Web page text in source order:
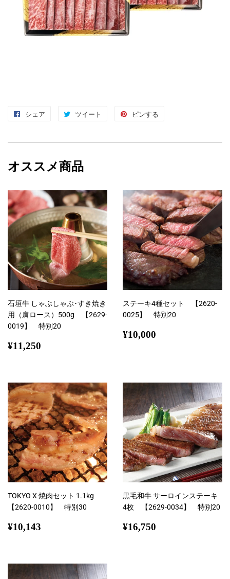
シェア
Facebook
シ
ェ
す
る
ツイート
Twitter
投
る
ピンする
ピ
る
オススメ商品
石垣牛 しゃぶしゃぶ･すき焼き
用（肩ロース）500g 【2629-
0019】 特別20
通
¥11,250
ステーキ4種セット 【2620-
0025】 特別20
通
¥10,000
TOKYO X 焼肉セット 1.1kg
【2620-0010】 特別30
通
¥10,143
黒毛和牛 サーロインステーキ
4枚 【2629-0034】 特別20
通
¥16,750